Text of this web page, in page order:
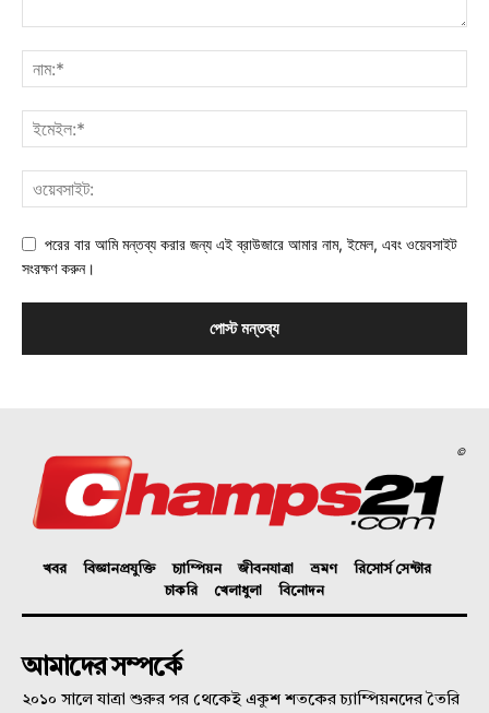
পরের বার আমি মন্তব্য করার জন্য এই ব্রাউজারে আমার নাম, ইমেল, এবং ওয়েবসাইট
সংরক্ষণ করুন।
©
খবর বিজ্ঞানপ্রযুক্তি চ্যাম্পিয়ন জীবনযাত্রা ভ্রমণ
রিসোর্স সেন্টার
চাকরি
খেলাধুলা বিনোদন
আমাদের সম্পর্কে
২০১০ সালে যাত্রা শুরুর পর থেকেই একুশ শতকের চ্যাম্পিয়নদের তৈরি